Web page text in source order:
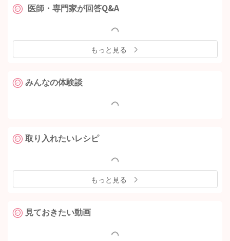
医師・専門家が回答Q&A
もっと見る
みんなの体験談
取り入れたいレシピ
もっと見る
見ておきたい動画